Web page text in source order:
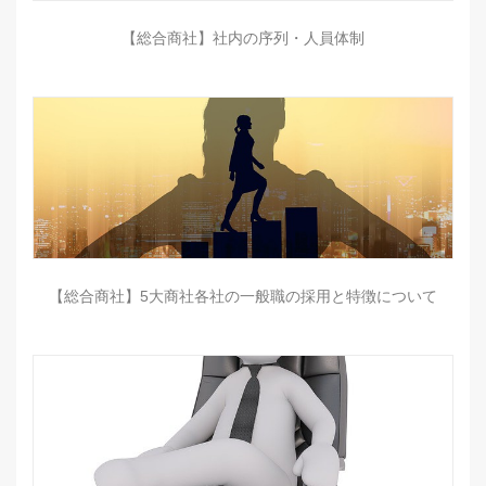
【総合商社】社内の序列・人員体制
【総合商社】5大商社各社の一般職の採用と特徴について